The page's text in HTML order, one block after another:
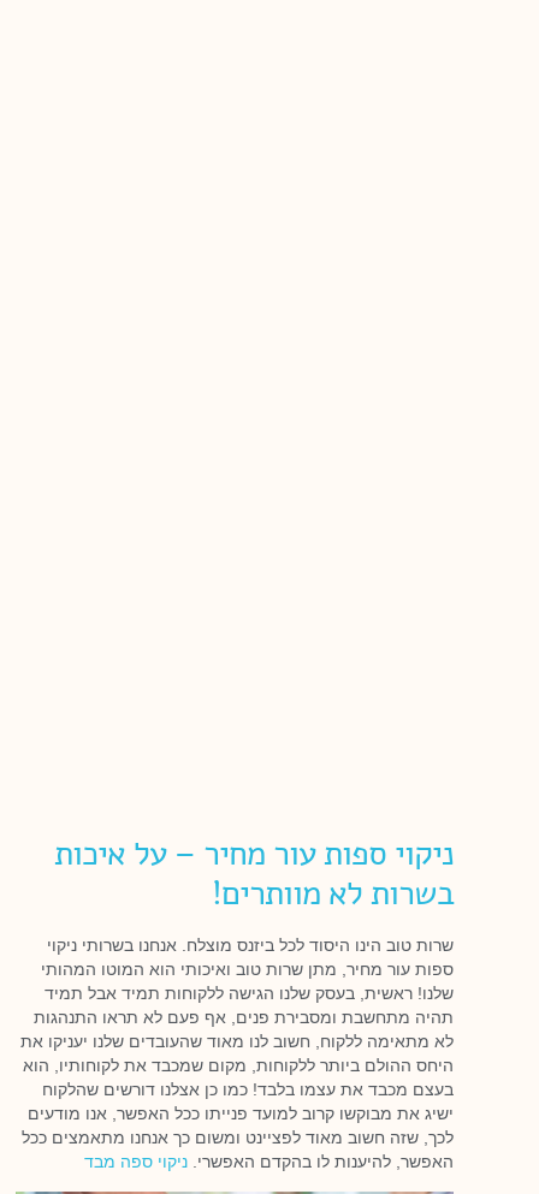
ניקוי ספות עור מחיר – על איכות
בשרות לא מוותרים!
שרות טוב הינו היסוד לכל ביזנס מוצלח. אנחנו בשרותי ניקוי
ספות עור מחיר, מתן שרות טוב ואיכותי הוא המוטו המהותי
שלנו! ראשית, בעסק שלנו הגישה ללקוחות תמיד אבל תמיד
תהיה מתחשבת ומסבירת פנים, אף פעם לא תראו התנהגות
לא מתאימה ללקוח, חשוב לנו מאוד שהעובדים שלנו יעניקו את
היחס ההולם ביותר ללקוחות, מקום שמכבד את לקוחותיו, הוא
בעצם מכבד את עצמו בלבד! כמו כן אצלנו דורשים שהלקוח
ישיג את מבוקשו קרוב למועד פנייתו ככל האפשר, אנו מודעים
לכך, שזה חשוב מאוד לפציינט ומשום כך אנחנו מתאמצים ככל
האפשר, להיענות לו בהקדם האפשרי. ניקוי ספה מבד